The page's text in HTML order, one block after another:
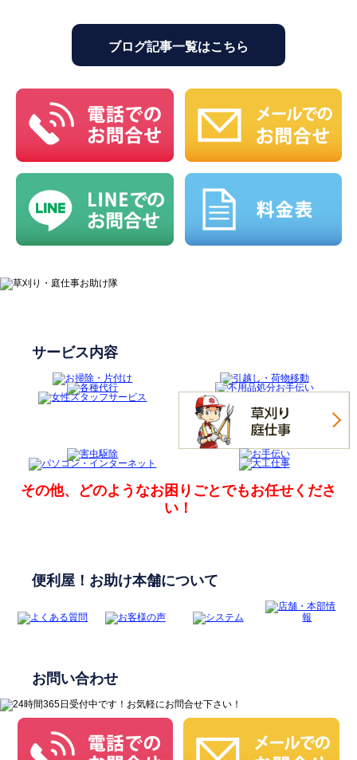
ブログ記事一覧はこちら
サービス内容
その他、どのようなお困りごとでもお任せくださ
い！
便利屋！お助け本舗について
お問い合わせ